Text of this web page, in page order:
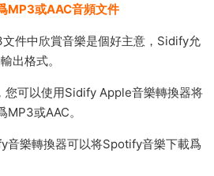
MP3或AAC音頻文件
件中欣賞音樂是個好主意，Sidify允
出格式。
可以使用Sidify Apple音樂轉換器将
或AAC。
音樂轉換器可以将Spotify音樂下載爲